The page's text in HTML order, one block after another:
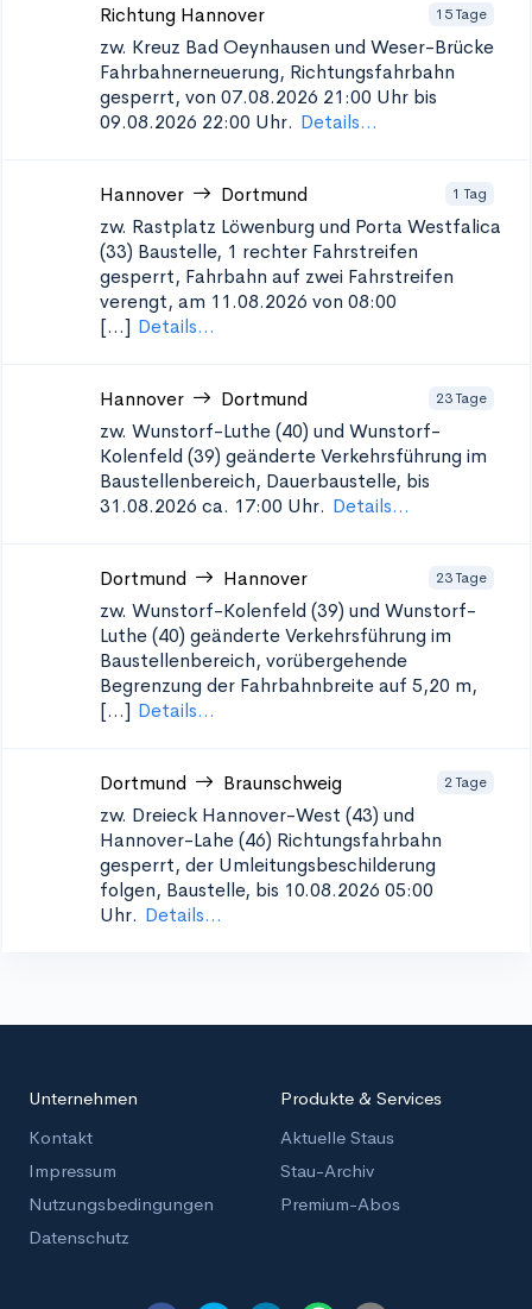
Richtung Hannover 15 Tage
zw. Kreuz Bad Oeynhausen und Weser-Brücke
Fahrbahnerneuerung, Richtungsfahrbahn
gesperrt, von 07.08.2026 21:00 Uhr bis
09.08.2026 22:00 Uhr. Details...
Hannover Dortmund 1 Tag
zw. Rastplatz Löwenburg und Porta Westfalica
(33) Baustelle, 1 rechter Fahrstreifen
gesperrt, Fahrbahn auf zwei Fahrstreifen
verengt, am 11.08.2026 von 08:00
[...] Details...
Hannover Dortmund 23 Tage
zw. Wunstorf-Luthe (40) und Wunstorf-
Kolenfeld (39) geänderte Verkehrsführung im
Baustellenbereich, Dauerbaustelle, bis
31.08.2026 ca. 17:00 Uhr. Details...
Dortmund Hannover 23 Tage
zw. Wunstorf-Kolenfeld (39) und Wunstorf-
Luthe (40) geänderte Verkehrsführung im
Baustellenbereich, vorübergehende
Begrenzung der Fahrbahnbreite auf 5,20 m,
[...] Details...
Dortmund Braunschweig 2 Tage
zw. Dreieck Hannover-West (43) und
Hannover-Lahe (46) Richtungsfahrbahn
gesperrt, der Umleitungsbeschilderung
folgen, Baustelle, bis 10.08.2026 05:00
Uhr. Details...
Unternehmen
Kontakt
Impressum
Nutzungsbedingungen
Datenschutz
Produkte & Services
Aktuelle Staus
Stau-Archiv
Premium-Abos